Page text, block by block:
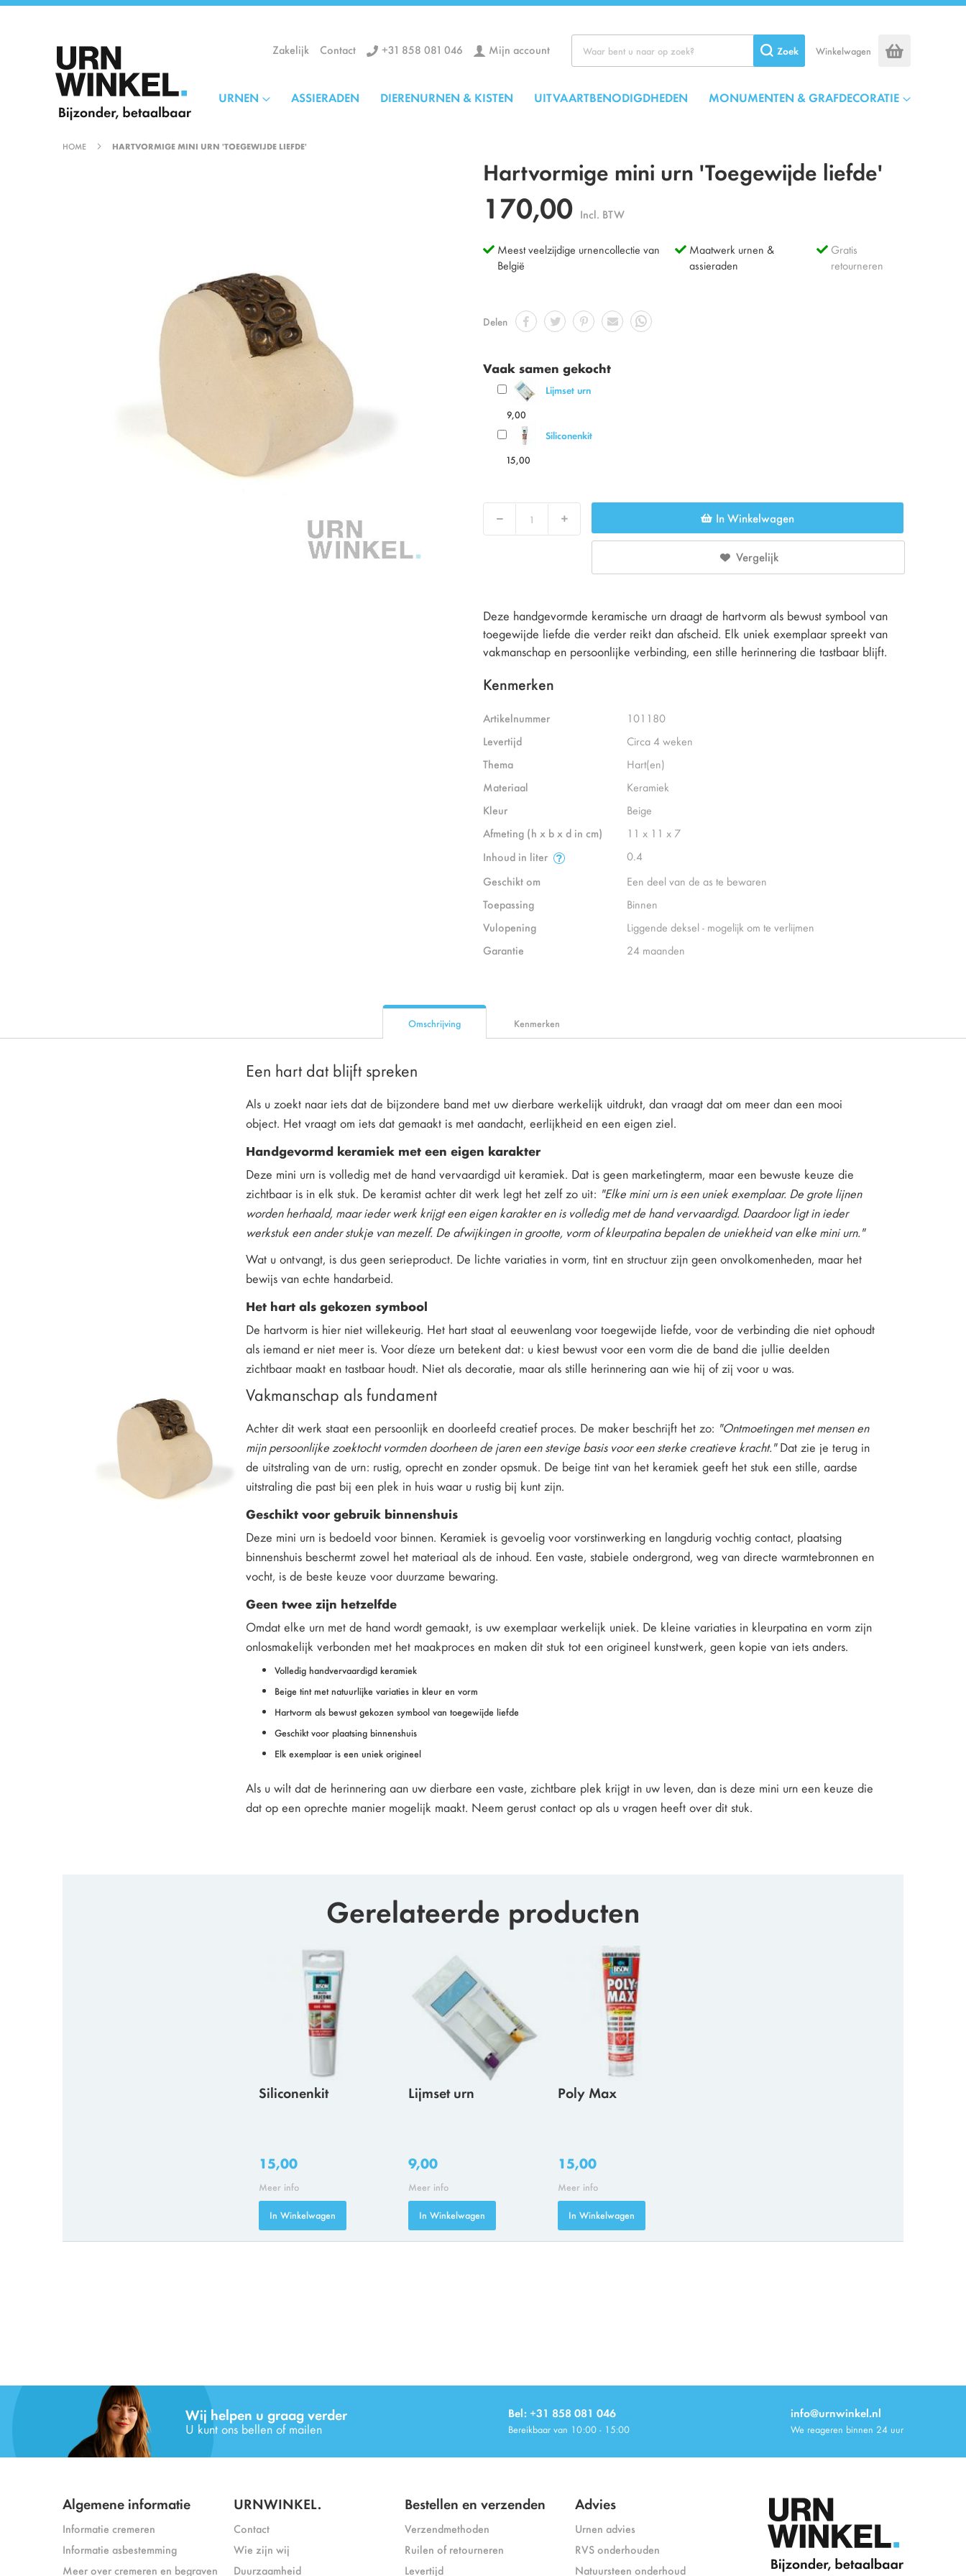
de
inhoud
Winkelwagen
Zakelijk Contact +31 858 081 046 Mijn account Zoek
URNEN ASSIERADEN DIERENURNEN & KISTEN UITVAARTBENODIGDHEDEN MONUMENTEN & GRAFDECORATIE
HOME HARTVORMIGE MINI URN 'TOEGEWIJDE LIEFDE'
Hartvormige mini urn 'Toegewijde liefde'
170,00 Incl. BTW
Meest veelzijdige urnencollectie van
België
Maatwerk urnen &
assieraden
Gratis
retourneren
Delen
Vaak samen gekocht
Lijmset urn
9,00
Siliconenkit
15,00
Decrease Increase In Winkelwagen
Vergelijk
Deze handgevormde keramische urn draagt de hartvorm als bewust symbool van
toegewijde liefde die verder reikt dan afscheid. Elk uniek exemplaar spreekt van
vakmanschap en persoonlijke verbinding, een stille herinnering die tastbaar blijft.
Kenmerken
Artikelnummer
101180
Levertijd
Circa 4 weken
Thema
Hart(en)
Materiaal
Keramiek
Kleur
Beige
Afmeting (h x b x d in cm)
11 x 11 x 7
Inhoud in liter
0.4
Geschikt om
Een deel van de as te bewaren
Toepassing
Binnen
Vulopening
Liggende deksel - mogelijk om te verlijmen
Garantie
24 maanden
Omschrijving
Een hart dat blijft spreken
Als u zoekt naar iets dat de bijzondere band met uw dierbare werkelijk uitdrukt, dan vraagt dat om meer dan een mooi
object. Het vraagt om iets dat gemaakt is met aandacht, eerlijkheid en een eigen ziel.
Handgevormd keramiek met een eigen karakter
Deze mini urn is volledig met de hand vervaardigd uit keramiek. Dat is geen marketingterm, maar een bewuste keuze die
zichtbaar is in elk stuk. De keramist achter dit werk legt het zelf zo uit: "Elke mini urn is een uniek exemplaar. De grote lijnen
worden herhaald, maar ieder werk krijgt een eigen karakter en is volledig met de hand vervaardigd. Daardoor ligt in ieder
werkstuk een ander stukje van mezelf. De afwijkingen in grootte, vorm of kleurpatina bepalen de uniekheid van elke mini urn."
Wat u ontvangt, is dus geen serieproduct. De lichte variaties in vorm, tint en structuur zijn geen onvolkomenheden, maar het
bewijs van echte handarbeid.
Het hart als gekozen symbool
De hartvorm is hier niet willekeurig. Het hart staat al eeuwenlang voor toegewijde liefde, voor de verbinding die niet ophoudt
als iemand er niet meer is. Voor díeze urn betekent dat: u kiest bewust voor een vorm die de band die jullie deelden
zichtbaar maakt en tastbaar houdt. Niet als decoratie, maar als stille herinnering aan wie hij of zij voor u was.
Vakmanschap als fundament
Achter dit werk staat een persoonlijk en doorleefd creatief proces. De maker beschrijft het zo: "Ontmoetingen met mensen en
mijn persoonlijke zoektocht vormden doorheen de jaren een stevige basis voor een sterke creatieve kracht."Dat zie je terug in
de uitstraling van de urn: rustig, oprecht en zonder opsmuk. De beige tint van het keramiek geeft het stuk een stille, aardse
uitstraling die past bij een plek in huis waar u rustig bij kunt zijn.
Geschikt voor gebruik binnenshuis
Deze mini urn is bedoeld voor binnen. Keramiek is gevoelig voor vorstinwerking en langdurig vochtig contact, plaatsing
binnenshuis beschermt zowel het materiaal als de inhoud. Een vaste, stabiele ondergrond, weg van directe warmtebronnen en
vocht, is de beste keuze voor duurzame bewaring.
Geen twee zijn hetzelfde
Omdat elke urn met de hand wordt gemaakt, is uw exemplaar werkelijk uniek. De kleine variaties in kleurpatina en vorm zijn
onlosmakelijk verbonden met het maakproces en maken dit stuk tot een origineel kunstwerk, geen kopie van iets anders.
Volledig handvervaardigd keramiek
Beige tint met natuurlijke variaties in kleur en vorm
Hartvorm als bewust gekozen symbool van toegewijde liefde
Geschikt voor plaatsing binnenshuis
Elk exemplaar is een uniek origineel
Als u wilt dat de herinnering aan uw dierbare een vaste, zichtbare plek krijgt in uw leven, dan is deze mini urn een keuze die
dat op een oprechte manier mogelijk maakt. Neem gerust contact op als u vragen heeft over dit stuk.
Kenmerken
Gerelateerde producten
Siliconenkit
15,00
Meer info
In Winkelwagen
Lijmset urn
9,00
Meer info
In Winkelwagen
Poly Max
15,00
Meer info
In Winkelwagen
Wij helpen u graag verder
U kunt ons bellen of mailen
Bel: +31 858 081 046
Bereikbaar van 10:00 - 15:00
info@urnwinkel.nl
We reageren binnen 24 uur
Algemene informatie
Informatie cremeren
Informatie asbestemming
Meer over cremeren en begraven
URNWINKEL.
Contact
Wie zijn wij
Duurzaamheid
Bestellen en verzenden
Verzendmethoden
Ruilen of retourneren
Levertijd
Advies
Urnen advies
RVS onderhouden
Natuursteen onderhoud